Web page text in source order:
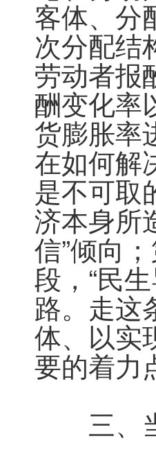
客体、分
次分配结
劳动者报
酬变化率
货膨胀率
在如何解
是不可取
济本身所
信”倾向
段，“民
路。走这
体、以实
要的着力
三、当